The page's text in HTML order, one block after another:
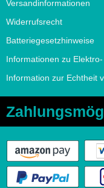
Versandinformationen
Widerrufsrecht
Batteriegesetzhinweise
Informationen zu
Information zur Echtheit